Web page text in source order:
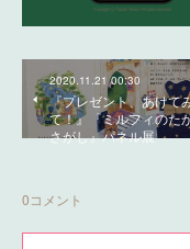
2020.11.21 00:30
『プレゼント、あけて
て！』『ミルフィのた
さがし』パネル展
0コメント